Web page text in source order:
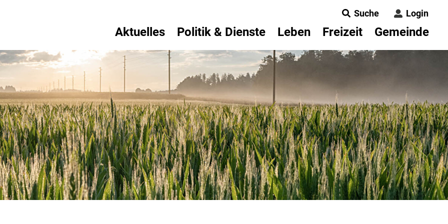
Aktuelles Politik & Dienste Leben Freizeit Gemeinde
Login
Suche